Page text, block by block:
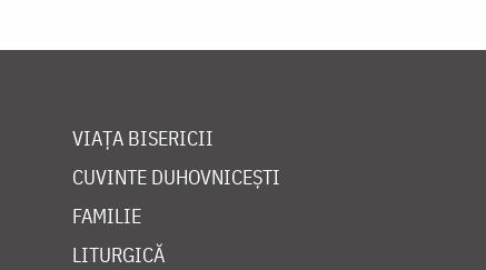
VIAȚA BISERICII
CUVINTE DUHOVNICEȘTI
FAMILIE
LITURGICĂ